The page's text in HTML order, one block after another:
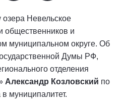
Невельское
общественников и
муниципальном округе. Об
Думы РФ,
отделения
Александр Козловский по
муниципалитет.